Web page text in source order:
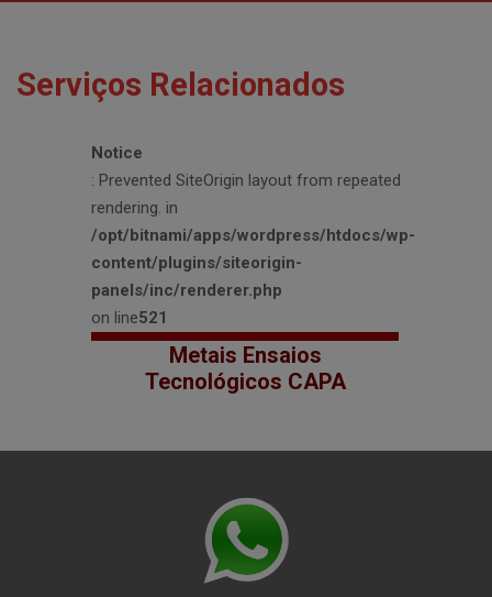
Serviços Relacionados
Notice
: Prevented SiteOrigin layout from repeated
rendering. in
/opt/bitnami/apps/wordpress/htdocs/wp-
content/plugins/siteorigin-
panels/inc/renderer.php
on line521
Metais Ensaios
Tecnológicos CAPA